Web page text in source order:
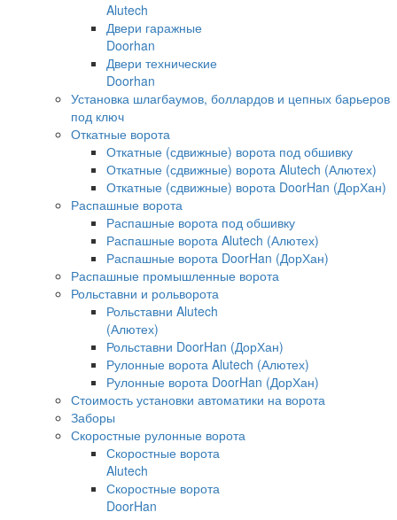
Alutech
Двери гаражные
Doorhan
Двери технические
Doorhan
Установка шлагбаумов, боллардов и цепных барьеров
под ключ
Откатные ворота
Откатные (сдвижные) ворота под обшивку
Откатные (сдвижные) ворота Alutech (Алютех)
Откатные (сдвижные) ворота DoorHan (ДорХан)
Распашные ворота
Распашные ворота под обшивку
Распашные ворота Alutech (Алютех)
Распашные ворота DoorHan (ДорХан)
Распашные промышленные ворота
Рольставни и рольворота
Рольставни Alutech
(Алютех)
Рольставни DoorHan (ДорХан)
Рулонные ворота Alutech (Алютех)
Рулонные ворота DoorHan (ДорХан)
Стоимость установки автоматики на ворота
Заборы
Скоростные рулонные ворота
Скоростные ворота
Alutech
Скоростные ворота
DoorHan